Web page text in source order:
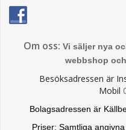
Om oss: Vi säljer nya
webbshop
Besöksadressen är
Mobil
Bolagsadressen är
Priser: Samtliga